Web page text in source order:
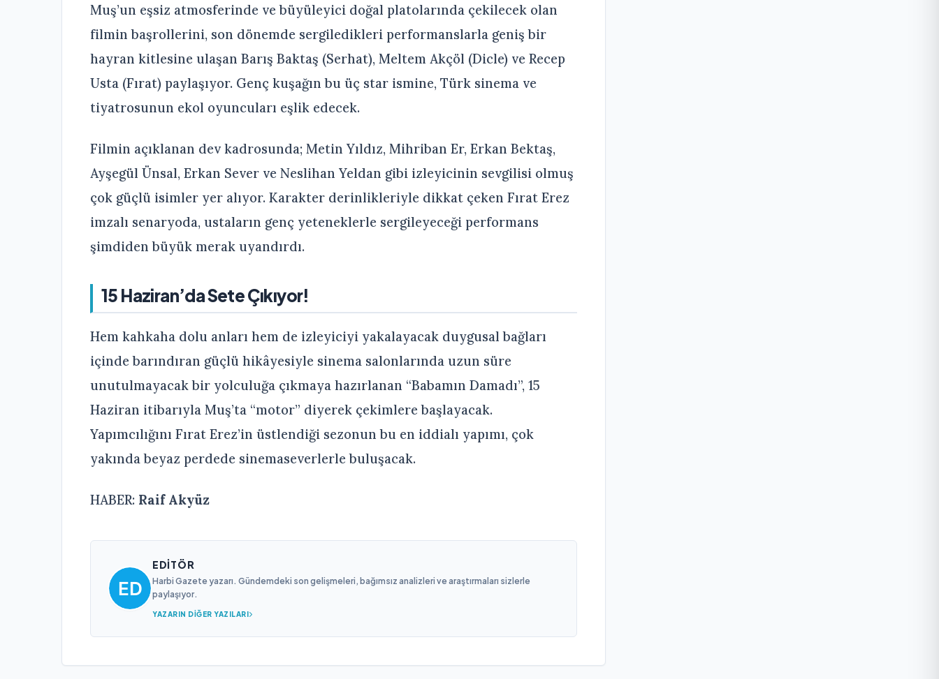
Muş’un eşsiz atmosferinde ve büyüleyici doğal platolarında çekilecek olan
filmin başrollerini, son dönemde sergiledikleri performanslarla geniş bir
hayran kitlesine ulaşan Barış Baktaş (Serhat), Meltem Akçöl (Dicle) ve Recep
Usta (Fırat) paylaşıyor. Genç kuşağın bu üç star ismine, Türk sinema ve
tiyatrosunun ekol oyuncuları eşlik edecek.
Filmin açıklanan dev kadrosunda; Metin Yıldız, Mihriban Er, Erkan Bektaş,
Ayşegül Ünsal, Erkan Sever ve Neslihan Yeldan gibi izleyicinin sevgilisi olmuş
çok güçlü isimler yer alıyor. Karakter derinlikleriyle dikkat çeken Fırat Erez
imzalı senaryoda, ustaların genç yeteneklerle sergileyeceği performans
şimdiden büyük merak uyandırdı.
15 Haziran’da Sete Çıkıyor!
Hem kahkaha dolu anları hem de izleyiciyi yakalayacak duygusal bağları
içinde barındıran güçlü hikâyesiyle sinema salonlarında uzun süre
unutulmayacak bir yolculuğa çıkmaya hazırlanan “Babamın Damadı”, 15
Haziran itibarıyla Muş’ta “motor” diyerek çekimlere başlayacak.
Yapımcılığını Fırat Erez’in üstlendiği sezonun bu en iddialı yapımı, çok
yakında beyaz perdede sinemaseverlerle buluşacak.
HABER: Raif Akyüz
EDITÖR
Harbi Gazete yazarı. Gündemdeki son gelişmeleri, bağımsız analizleri ve araştırmaları sizlerle
paylaşıyor.
YAZARIN DIĞER YAZILARI